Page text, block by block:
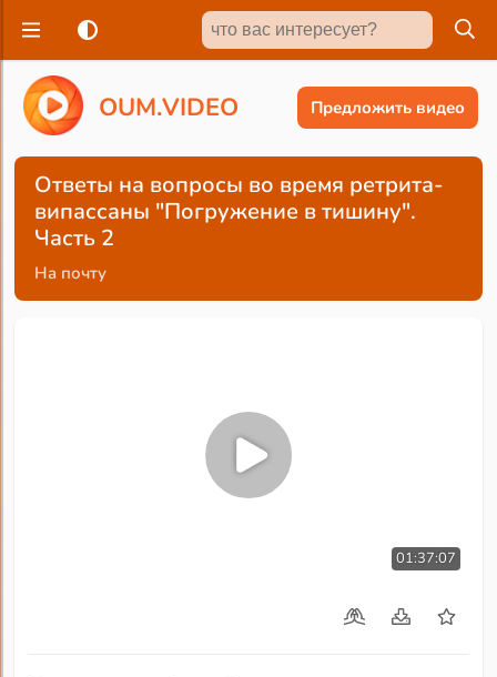
OUM.VIDEO Предложить видео
Ответы на вопросы во время ретрита-
випассаны "Погружение в тишину".
Часть 2
На почту
01:37:07